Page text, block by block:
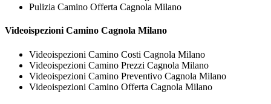
Pulizia Camino Offerta Cagnola Milano
Videoispezioni Camino Cagnola Milano
Videoispezioni Camino Costi Cagnola Milano
Videoispezioni Camino Prezzi Cagnola Milano
Videoispezioni Camino Preventivo Cagnola Milano
Videoispezioni Camino Offerta Cagnola Milano